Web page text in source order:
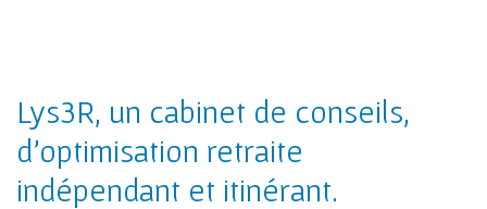
Lys3R, un cabinet de conseils,
d'optimisation retraite
indépendant et itinérant.